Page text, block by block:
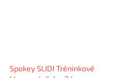
Spokey SLIDI Tréninkové